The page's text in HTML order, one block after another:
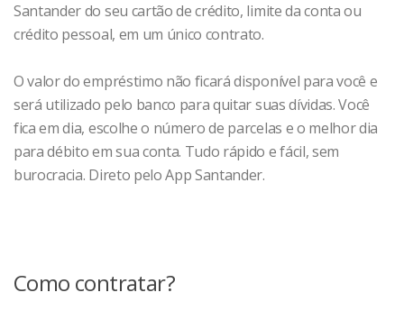
Santander do seu cartão de crédito, limite da conta ou
crédito pessoal, em um único contrato.
O valor do empréstimo não ficará disponível para você e
será utilizado pelo banco para quitar suas dívidas. Você
fica em dia, escolhe o número de parcelas e o melhor dia
para débito em sua conta. Tudo rápido e fácil, sem
burocracia. Direto pelo App Santander.
Como contratar?